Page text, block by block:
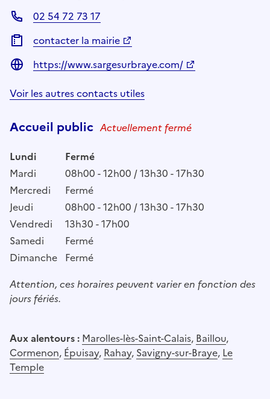
02 54 72 73 17
contacter la mairie
https://www.sargesurbraye.com/
Voir les autres contacts utiles
Accueil public Actuellement fermé
Lundi
Fermé
Mardi
08h00 - 12h00 / 13h30 - 17h30
Mercredi
Fermé
Jeudi
08h00 - 12h00 / 13h30 - 17h30
Vendredi
13h30 - 17h00
Samedi
Fermé
Dimanche Fermé
Attention, ces horaires peuvent varier en fonction des
jours fériés.
Aux alentours : Marolles-lès-Saint-Calais, Baillou,
Cormenon, Épuisay, Rahay, Savigny-sur-Braye, Le
Temple